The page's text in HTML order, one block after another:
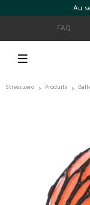
Au
FAQ
Stress zero › Produits ›